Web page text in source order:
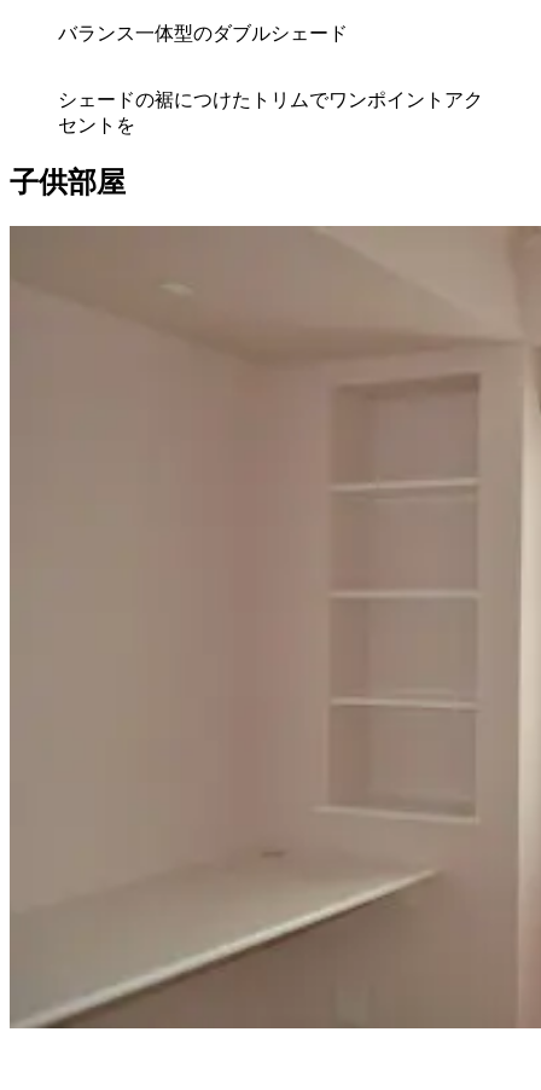
バランス一体型のダブルシェード
シェードの裾につけたトリムでワンポイントアク
セントを
子供部屋